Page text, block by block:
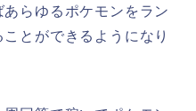
らゆるポケモンをラン
とができるようになり